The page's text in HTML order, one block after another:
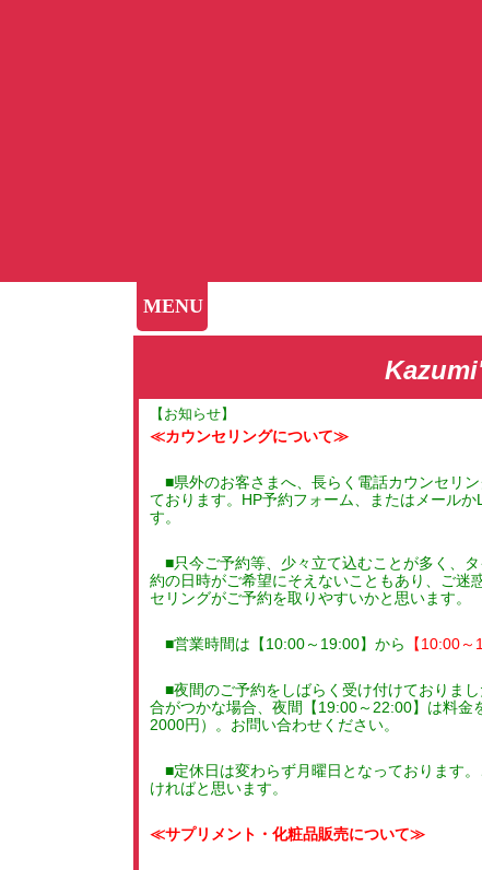
MENU
【お知らせ】
≪カウンセリングについて≫
■県外のお客さまへ、長らく電話カウンセリ
ております。HP予約フォーム、またはメール
す。
■只今ご予約等、少々立て込むことが多く、
約の日時がご希望にそえないこともあり、ご迷
セリングがご予約を取りやすいかと思います。
■営業時間は【10:00～19:00】から 【10:00～
■夜間のご予約をしばらく受け付けておりま
合がつかな場合、夜間【19:00～22:00】は料金
2000円）。お問い合わせください。
■定休日は変わらず月曜日となっております
ければと思います。
≪サプリメント・化粧品販売について≫